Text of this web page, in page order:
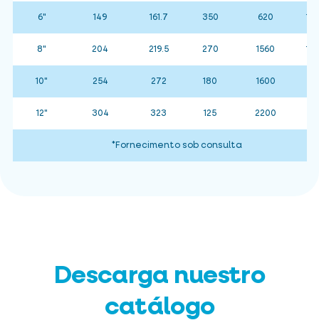
6" 149 161.7 350 620 15
8" 204 219.5 270 1560 15
10" 254 272 180 1600
12" 304 323 125 2200
*Fornecimento sob consulta
Descarga nuestro
catálogo